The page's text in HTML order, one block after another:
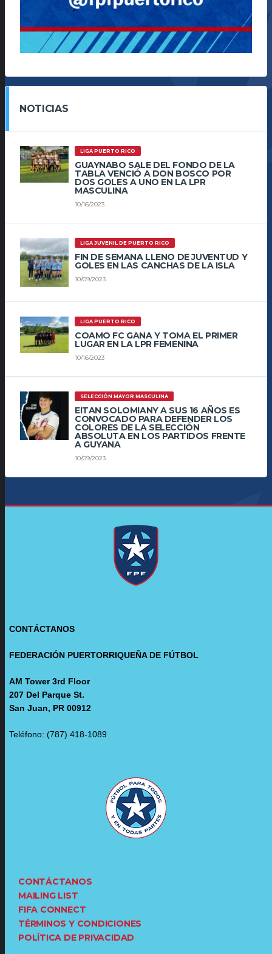
NOTICIAS
LIGA PUERTO RICO
GUAYNABO SALE DEL FONDO DE LA
TABLA VENCIÓ A DON BOSCO POR
DOS GOLES A UNO EN LA LPR
MASCULINA
10/16/2023
LIGA JUVENIL DE PUERTO RICO
FIN DE SEMANA LLENO DE JUVENTUD Y
GOLES EN LAS CANCHAS DE LA ISLA
10/09/2023
LIGA PUERTO RICO
COAMO FC GANA Y TOMA EL PRIMER
LUGAR EN LA LPR FEMENINA
10/16/2023
SELECCIÓN MAYOR MASCULINA
EITAN SOLOMIANY A SUS 16 AÑOS ES
CONVOCADO PARA DEFENDER LOS
COLORES DE LA SELECCIÓN
ABSOLUTA EN LOS PARTIDOS FRENTE
A GUYANA
10/09/2023
CONTÁCTANOS
FEDERACIÓN PUERTORRIQUEÑA DE FÚTBOL
AM Tower 3rd Floor
207 Del Parque St.
San Juan, PR 00912
Teléfono: (787) 418-1089
CONTÁCTANOS
MAILING LIST
FIFA CONNECT
TÉRMINOS Y CONDICIONES
POLÍTICA DE PRIVACIDAD